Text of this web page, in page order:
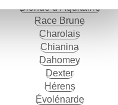
Blonde d’Aquitaine
Race Brune
Charolais
Chianina
Dahomey
Dexter
Hérens
Évolénarde